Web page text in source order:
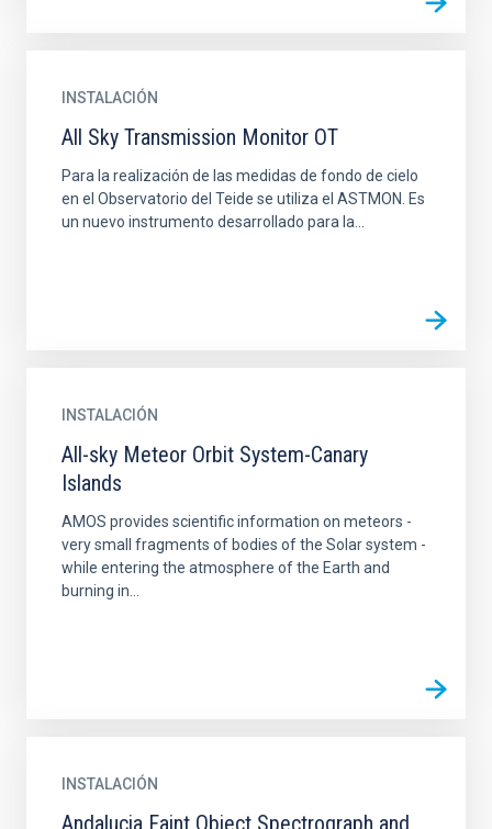
INSTALACIÓN
All Sky Transmission Monitor OT
Para la realización de las medidas de fondo de cielo
en el Observatorio del Teide se utiliza el ASTMON. Es
un nuevo instrumento desarrollado para la...
INSTALACIÓN
All-sky Meteor Orbit System-Canary
Islands
AMOS provides scientific information on meteors -
very small fragments of bodies of the Solar system -
while entering the atmosphere of the Earth and
burning in...
INSTALACIÓN
Andalucia Faint Object Spectrograph and